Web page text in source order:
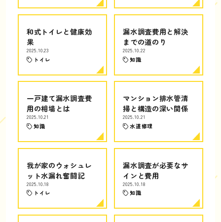
和式トイレと健康効
果
2025.10.23
トイレ
漏水調査費用と解決
までの道のり
2025.10.22
知識
一戸建て漏水調査費
用の相場とは
2025.10.21
知識
マンション排水管清
掃と構造の深い関係
2025.10.21
水道修理
我が家のウォシュレ
ット水漏れ奮闘記
2025.10.18
トイレ
漏水調査が必要なサ
インと費用
2025.10.18
知識